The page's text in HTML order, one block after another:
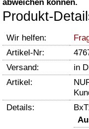
abweichen können.
Produkt-
Wir helfen:
Artikel-Nr:
Versand:
in
Artikel:
Details: